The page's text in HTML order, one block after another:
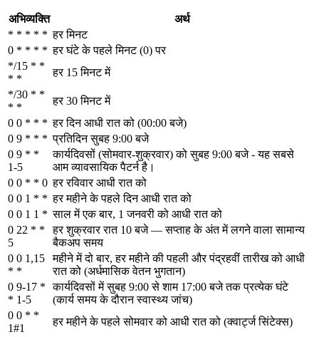
अभिव्यक्ति
अर्थ
* * * * * हर मिनट
0 * * * * हर घंटे के पहले मिनट (0) पर
*/15 * *
* *
हर 15 मिनट में
*/30 * *
* *
हर 30 मिनट में
0 0 * * * हर दिन आधी रात को (00:00 बजे)
0 9 * * * प्रतिदिन सुबह 9:00 बजे
0 9 * *
1-5
कार्यदिवसों (सोमवार-शुक्रवार) को सुबह 9:00 बजे - यह सबसे
आम व्यावसायिक पैटर्न है।
0 0 * * 0 हर रविवार आधी रात को
0 0 1 * * हर महीने के पहले दिन आधी रात को
0 0 1 1 * साल में एक बार, 1 जनवरी को आधी रात को
0 22 * *
5
हर शुक्रवार रात 10 बजे — सप्ताह के अंत में लगने वाला सामान्य
बैकअप समय
0 0 1,15
* *
महीने में दो बार, हर महीने की पहली और पंद्रहवीं तारीख को आधी
रात को (अर्धमासिक वेतन भुगतान)
0 9-17 *
* 1-5
कार्यदिवसों में सुबह 9:00 से शाम 17:00 बजे तक प्रत्येक घंटे
(कार्य समय के दौरान स्वास्थ्य जांच)
0 0 * *
1#1
हर महीने के पहले सोमवार को आधी रात को (क्वार्ट्ज सिंटेक्स)